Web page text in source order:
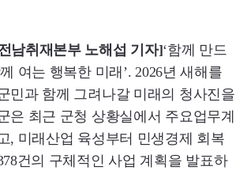
남취재본부 노해섭 기자]‘함께 만드
여는 행복한 미래’. 2026년 새해를
민과 함께 그려나갈 미래의 청사진을
은 최근 군청 상황실에서 주요업무계
, 미래산업 육성부터 민생경제 회복
건의 구체적인 사업 계획을 발표하